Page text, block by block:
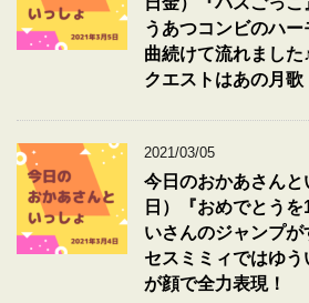
うあつコンビのハ
曲続けて流れました
クエストはあの月歌
2021/03/05
今日のおかあさん
日）『おめでとう
いさんのジャンプ
セスミミィではゆ
が顔で全力表現！